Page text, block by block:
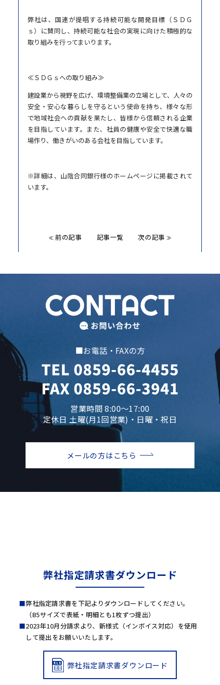
弊社は、国連が提唱する持続可能な開発目標（ＳＤＧ
ｓ）に賛同し、持続可能な社会の実現に向けた積極的な
取り組みを行ってまいります。
≪ＳＤＧｓへの取り組み≫
建設業から視野を広げ、環境整備業の立場として、人々の
安全・安心な暮らしを守るという使命を持ち、様々な形
で地域社会への貢献を果たし、皆様から信頼される企業
を目指しています。また、社員の健康や安全で快適な職
場作り、働きがいのある会社を目指しています。
※詳細は、山陰合同銀行様のホームページに掲載されて
います。
≪ 前の記事 記事一覧 次の記事 ≫
■お電話・FAXの方
営業時間 8:00～17:00
定休日 土曜(月1回営業)・日曜・祝日
メールの方はこちら
弊社指定請求書ダウンロード
弊社指定請求書を下記よりダウンロードしてください。
（B5サイズで表紙・明細とも1枚ずつ提出）
2023年10月分請求より、新様式（インボイス対応）を使用
して提出をお願いいたします。
弊社指定請求書ダウンロード